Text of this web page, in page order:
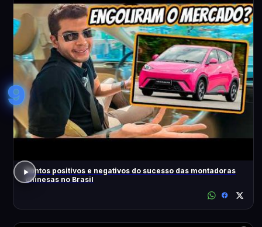
9
Pontos positivos e negativos do sucesso das montadoras
chinesas no Brasil